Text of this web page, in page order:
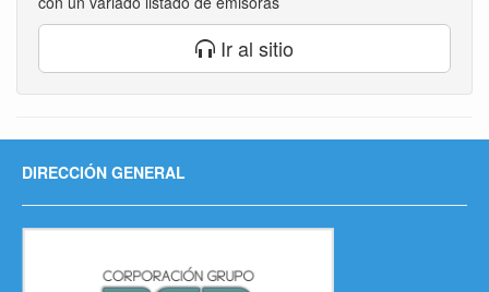
Ir al sitio
DIRECCIÓN GENERAL